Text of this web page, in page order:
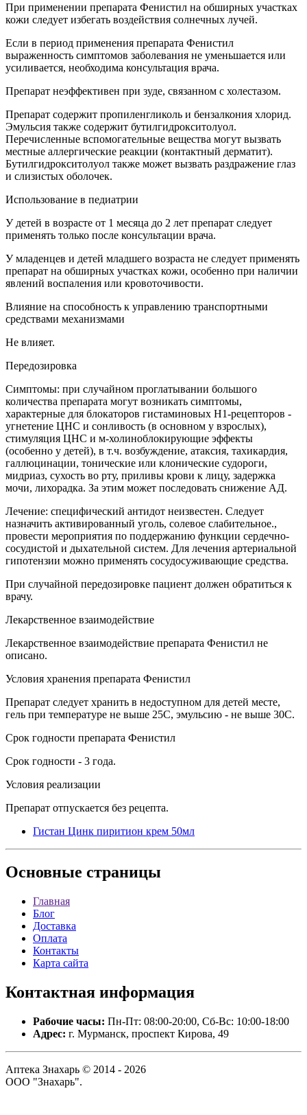
При применении препарата Фенистил на обширных участках
кожи следует избегать воздействия солнечных лучей.
Если в период применения препарата Фенистил
выраженность симптомов заболевания не уменьшается или
усиливается, необходима консультация врача.
Препарат неэффективен при зуде, связанном с холестазом.
Препарат содержит пропиленгликоль и бензалкония хлорид.
Эмульсия также содержит бутилгидрокситолуол.
Перечисленные вспомогательные вещества могут вызвать
местные аллергические реакции (контактный дерматит).
Бутилгидрокситолуол также может вызвать раздражение глаз
и слизистых оболочек.
Использование в педиатрии
У детей в возрасте от 1 месяца до 2 лет препарат следует
применять только после консультации врача.
У младенцев и детей младшего возраста не следует применять
препарат на обширных участках кожи, особенно при наличии
явлений воспаления или кровоточивости.
Влияние на способность к управлению транспортными
средствами механизмами
Не влияет.
Передозировка
Симптомы: при случайном проглатывании большого
количества препарата могут возникать симптомы,
характерные для блокаторов гистаминовых H1-рецепторов -
угнетение ЦНС и сонливость (в основном у взрослых),
стимуляция ЦНС и м-холиноблокирующие эффекты
(особенно у детей), в т.ч. возбуждение, атаксия, тахикардия,
галлюцинации, тонические или клонические судороги,
мидриаз, сухость во рту, приливы крови к лицу, задержка
мочи, лихорадка. За этим может последовать снижение АД.
Лечение: специфический антидот неизвестен. Следует
назначить активированный уголь, солевое слабительное.,
провести мероприятия по поддержанию функции сердечно-
сосудистой и дыхательной систем. Для лечения артериальной
гипотензии можно применять сосудосуживающие средства.
При случайной передозировке пациент должен обратиться к
врачу.
Лекарственное взаимодействие
Лекарственное взаимодействие препарата Фенистил не
описано.
Условия хранения препарата Фенистил
Препарат следует хранить в недоступном для детей месте,
гель при температуре не выше 25C, эмульсию - не выше 30С.
Срок годности препарата Фенистил
Срок годности - 3 года.
Условия реализации
Препарат отпускается без рецепта.
Гистан Цинк пиритион крем 50мл
Основные страницы
Главная
Блог
Доставка
Оплата
Контакты
Карта сайта
Контактная информация
Рабочие часы: Пн-Пт: 08:00-20:00, Сб-Вс: 10:00-18:00
Адрес: г. Мурманск, проспект Кирова, 49
Аптека Знахарь © 2014 - 2026
ООО "Знахарь".